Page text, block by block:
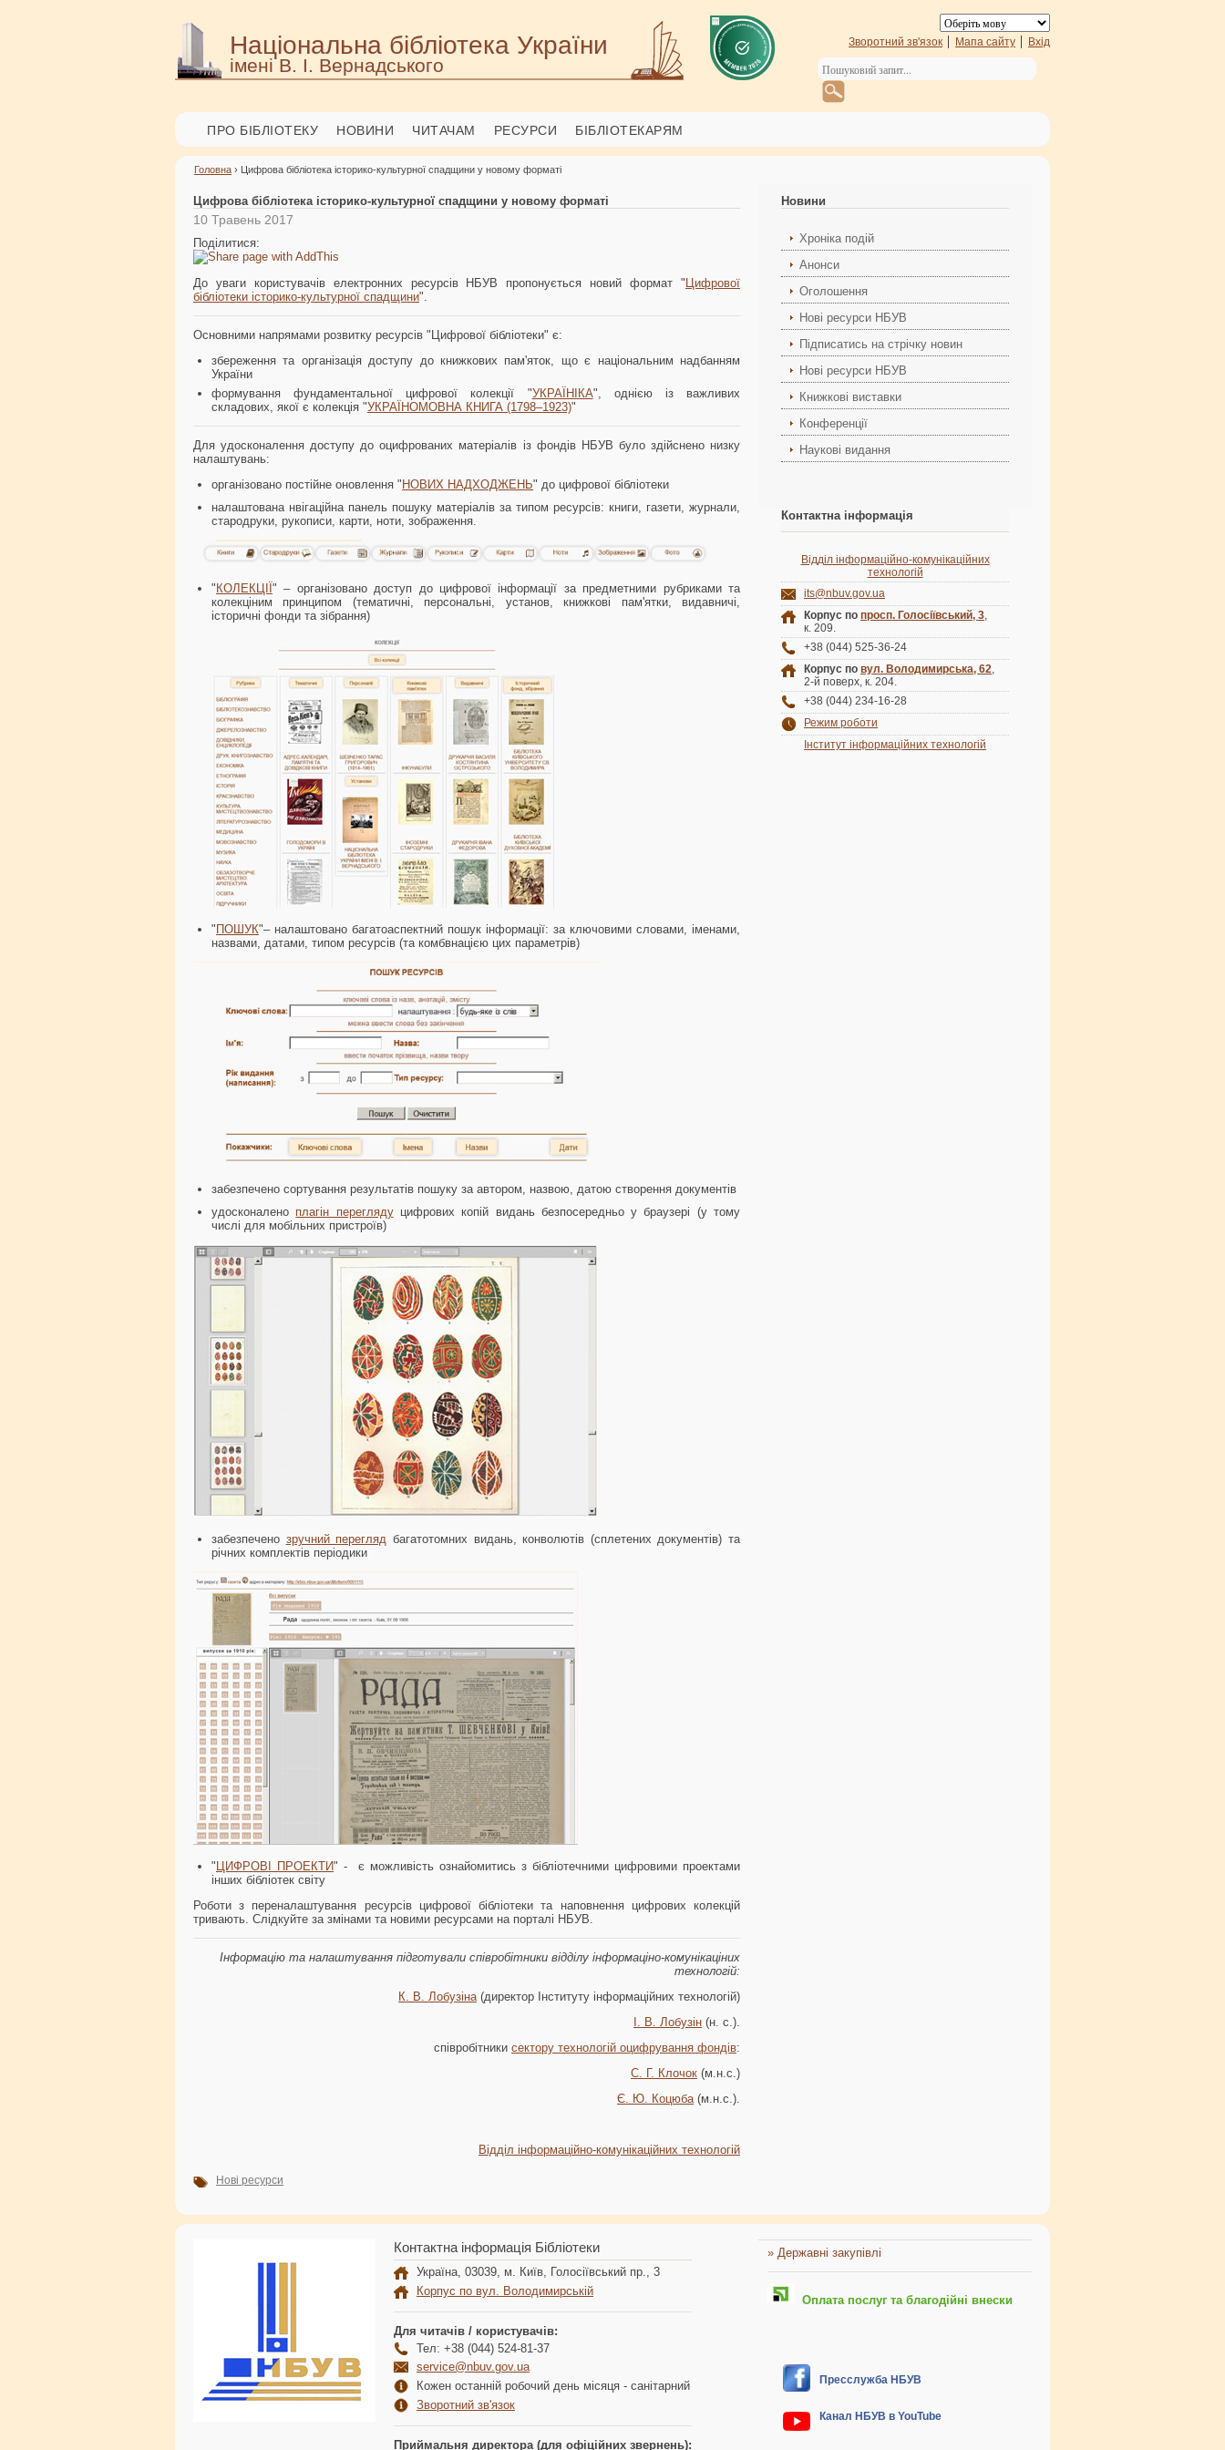
Національна бібліотека України
імені В. І. Вернадського
Зворотний зв'язок Мапа сайту Вхід
ПРО БІБЛІОТЕКУ НОВИНИ ЧИТАЧАМ РЕСУРСИ БІБЛІОТЕКАРЯМ
Головна › Цифрова бібліотека історико-культурної спадщини у новому форматі
Цифрова бібліотека історико-культурної спадщини у новому форматі
10 Травень 2017
Поділитися:
До уваги користувачів електронних ресурсів НБУВ пропонується новий формат " Цифрової
бібліотеки історико-культурної спадщини".
Основними напрямами розвитку ресурсів "Цифрової бібліотеки" є:
збереження та організація доступу до книжкових пам'яток, що є національним надбанням
України
формування фундаментальної цифрової колекції "УКРАЇНІКА", однією із важливих
складових, якої є колекція "УКРАЇНОМОВНА КНИГА (1798–1923)"
Для удосконалення доступу до оцифрованих матеріалів із фондів НБУВ було здійснено низку
налаштувань:
організовано постійне оновлення " НОВИХ НАДХОДЖЕНЬ" до цифрової бібліотеки
налаштована нвігаційна панель пошуку матеріалів за типом ресурсів: книги, газети, журнали,
стародруки, рукописи, карти, ноти, зображення.
" КОЛЕКЦІЇ " – організовано доступ до цифрової інформації за предметними рубриками та
колекціним принципом (тематичні, персональні, установ, книжкові пам'ятки, видавничі,
історичні фонди та зібрання)
" ПОШУК"– налаштовано багатоаспектний пошук інформації: за ключовими словами, іменами,
назвами, датами, типом ресурсів (та комбвнацією цих параметрів)
забезпечено сортування результатів пошуку за автором, назвою, датою створення документів
удосконалено плагін переглядуцифрових копій видань безпосередньо у браузері (у тому
числі для мобільних пристроїв)
забезпечено зручний перегляд багатотомних видань, конволютів (сплетених документів) та
річних комплектів періодики
" ЦИФРОВІ ПРОЕКТИ" - є можливість ознайомитись з бібліотечними цифровими проектами
інших бібліотек світу
Роботи з переналаштування ресурсів цифрової бібліотеки та наповнення цифрових колекцій
тривають. Слідкуйте за змінами та новими ресурсами на порталі НБУВ.
Інформацію та налаштування підготували співробітники відділу інформаціно-комунікаціних
технологій:
К. В. Лобузіна (директор Інституту інформаційних технологій)
І. В. Лобузін (н. с.).
співробітники сектору технологій оцифрування фондів:
С. Г. Клочок (м.н.с.)
Є. Ю. Коцюба (м.н.с.).
Відділ інформаційно-комунікаційних технологій
Нові ресурси
Новини
Хроніка подій
Анонси
Оголошення
Нові ресурси НБУВ
Підписатись на стрічку новин
Нові ресурси НБУВ
Книжкові виставки
Конференції
Наукові видання
Контактна інформація
Відділ інформаційно-комунікаційних
технологій
its@nbuv.gov.ua
Корпус по просп. Голосіївський, 3,
к. 209.
+38 (044) 525-36-24
Корпус по вул. Володимирська, 62,
2-й поверх, к. 204.
+38 (044) 234-16-28
Режим роботи
Інститут інформаційних технологій
Контактна інформація Бібліотеки
Україна, 03039, м. Київ, Голосіївський пр., 3
Корпус по вул. Володимирській
Для читачів / користувачів:
Тел: +38 (044) 524-81-37
service@nbuv.gov.ua
Кожен останній робочий день місяця - санітарний
Зворотний зв'язок
Приймальня директора (для офіційних звернень):
» Державні закупівлі
Оплата послуг та благодійні внески
Пресслужба НБУВ
Канал НБУВ в YouTube